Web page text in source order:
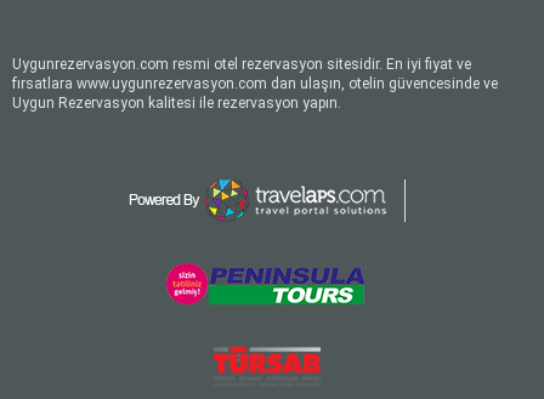
Uygunrezervasyon.com resmi otel rezervasyon sitesidir. En iyi fiyat ve
fırsatlara www.uygunrezervasyon.com dan ulaşın, otelin güvencesinde ve
Uygun Rezervasyon kalitesi ile rezervasyon yapın.